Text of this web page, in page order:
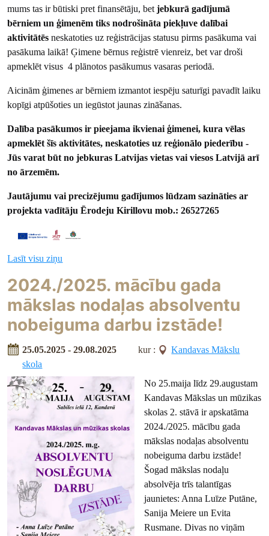
mums tas ir būtiski pret finansētāju, betjebkurā gadījumā
bērniem un ģimenēm tiks nodrošināta piekļuve dalībai
aktivitātēs neskatoties uz reģistrācijas statusu pirms pasākuma vai
pasākuma laikā! Ģimene bērnus reģistrē vienreiz, bet var droši
apmeklēt visus 4 plānotos pasākumus vasaras periodā.
Aicinām ģimenes ar bērniem izmantot iespēju saturīgi pavadīt laiku
kopīgi atpūšoties un iegūstot jaunas zināšanas.
Dalība pasākumos ir pieejama ikvienai ģimenei, kura vēlas
apmeklēt šīs aktivitātes, neskatoties uz reģionālo piederību -
Jūs varat būt no jebkuras Latvijas vietas vai viesos Latvijā arī
no ārzemēm.
Jautājumu vai precizējumu gadījumos lūdzam sazināties ar
projekta vadītāju Ērodeju Kirillovu mob.: 26527265
Lasīt visu ziņu
2024./2025. mācību gada
mākslas nodaļas absolventu
nobeiguma darbu izstāde!
25.05.2025 - 29.08.2025 kur :
Kandavas Mākslu
skola
No 25.maija līdz 29.augustam
Kandavas Mākslas un mūzikas
skolas 2. stāvā ir apskatāma
2024./2025. mācību gada
mākslas nodaļas absolventu
nobeiguma darbu izstāde!
Šogad mākslas nodaļu
absolvēja trīs talantīgas
jaunietes: Anna Luīze Putāne,
Sanija Meiere un Evita
Rusmane. Divas no viņām